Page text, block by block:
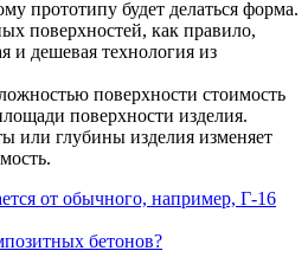
прототипу будет делаться форма.
поверхностей, как правило,
и дешевая технология из
поверхности стоимость
поверхности изделия.
или глубины изделия изменяет
от обычного, например, Г-16
бетонов?